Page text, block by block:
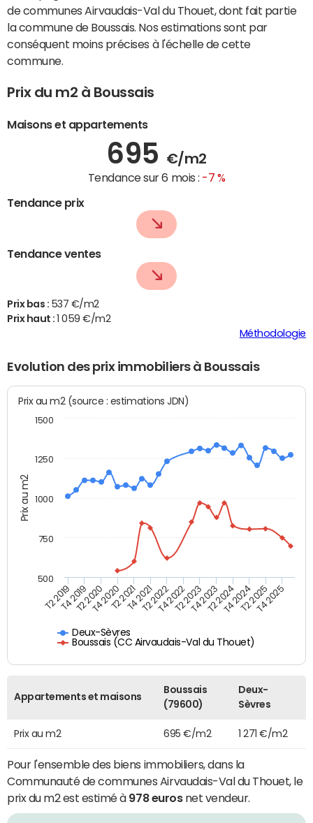
de communes Airvaudais-Val du Thouet, dont fait partie
la commune de Boussais. Nos estimations sont par
conséquent moins précises à l'échelle de cette
commune.
Prix du m2 à Boussais
Maisons et appartements
695 €/m2
Tendance sur 6 mois : -7 %
Tendance prix
Tendance ventes
Prix bas : 537 €/m2
Prix haut :
1 059 €/m2
Méthodologie
Evolution des prix immobiliers à Boussais
Prix au m2
Prix au m2 (source : estimations JDN)
Deux-Sèvres
Boussais (CC Airvaudais-Val du Thouet)
T2 2019T4 2019T2 2020T4 2020T2 2021T4 2021T2 2022T4 2022T2 2023T4 2023T2 2024T4 2024T2 2025T4 2025
500
750
1000
1250
1500
Appartements et maisons
Boussais
(79600)
Deux-
Sèvres
Prix au m2 695 €/m2 1 271 €/m2
Pour l'ensemble des biens immobiliers, dans la
Communauté de communes Airvaudais-Val du Thouet, le
prix du m2 est estimé à 978 eurosnet vendeur.